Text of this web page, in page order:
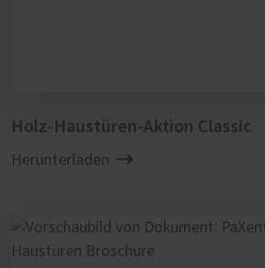
Holz-Haustüren-Aktion Classic
Herunterladen